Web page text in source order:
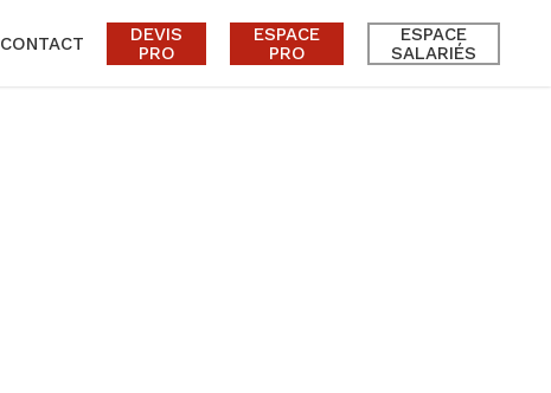
CONTACT
DEVIS
PRO
ESPACE
PRO
ESPACE
SALARIÉS